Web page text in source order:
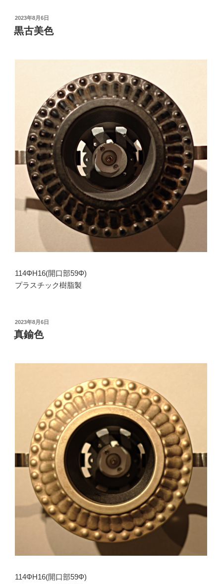
投
稿
日:
2023年8月6日
黒古美色
114ΦH16(開口部59Φ)
プラスチック樹脂製
投
稿
日:
2023年8月6日
真鍮色
114ΦH16(開口部59Φ)